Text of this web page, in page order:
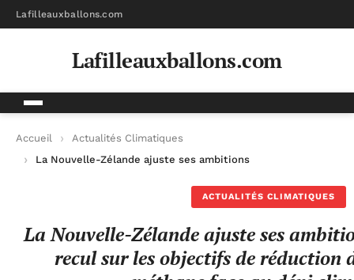
Lafilleauxballons.com
Lafilleauxballons.com
Accueil
Actualités Climatiques
La Nouvelle-Zélande ajuste ses ambitions écologiques : un
ACTUALITÉS CLIMATIQUES
La Nouvelle-Zélande ajuste ses
recul sur les objectifs de réduction